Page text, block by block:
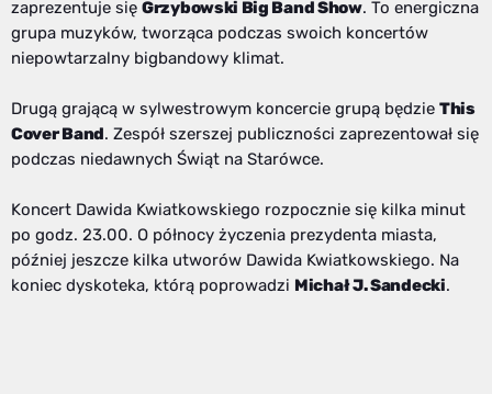
zaprezentuje się Grzybowski Big Band Show. To energiczna
grupa muzyków, tworząca podczas swoich koncertów
niepowtarzalny bigbandowy klimat.
Drugą grającą w sylwestrowym koncercie grupą będzie This
Cover Band. Zespół szerszej publiczności zaprezentował się
podczas niedawnych Świąt na Starówce.
Koncert Dawida Kwiatkowskiego rozpocznie się kilka minut
po godz. 23.00. O północy życzenia prezydenta miasta,
później jeszcze kilka utworów Dawida Kwiatkowskiego. Na
koniec dyskoteka, którą poprowadzi Michał J. Sandecki.